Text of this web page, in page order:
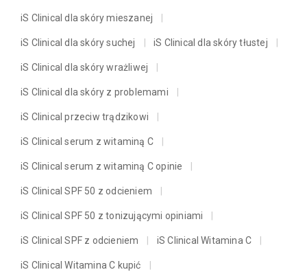
iS Clinical dla skóry mieszanej
iS Clinical dla skóry suchej iS Clinical dla skóry tłustej
iS Clinical dla skóry wrażliwej
iS Clinical dla skóry z problemami
iS Clinical przeciw trądzikowi
iS Clinical serum z witaminą C
iS Clinical serum z witaminą C opinie
iS Clinical SPF 50 z odcieniem
iS Clinical SPF 50 z tonizującymi opiniami
iS Clinical SPF z odcieniem iS Clinical Witamina C
iS Clinical Witamina C kupić